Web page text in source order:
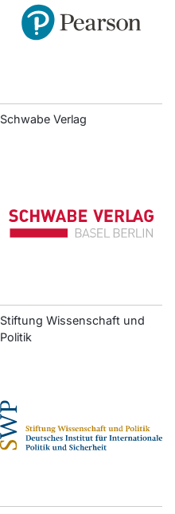
Schwabe Verlag
Stiftung Wissenschaft und
Politik